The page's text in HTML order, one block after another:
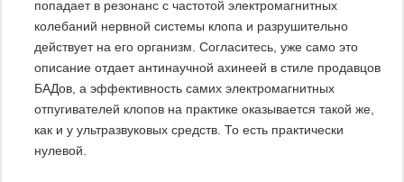
попадает в резонанс с частотой электромагнитных
колебаний нервной системы клопа и разрушительно
действует на его организм. Согласитесь, уже само это
описание отдает антинаучной ахинеей в стиле продавцов
БАДов, а эффективность самих электромагнитных
отпугивателей клопов на практике оказывается такой же,
как и у ультразвуковых средств. То есть практически
нулевой.